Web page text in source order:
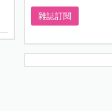
雜誌訂閱